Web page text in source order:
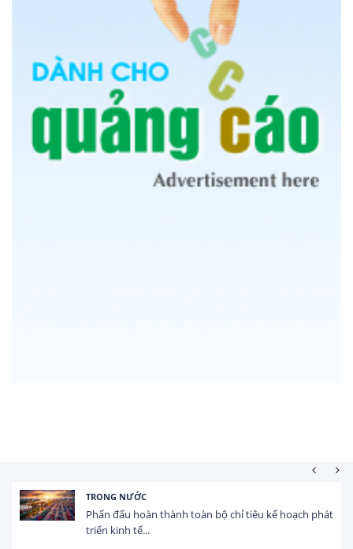
TRONG NƯỚC
Phấn đấu hoàn thành toàn bộ chỉ tiêu kế hoạch phát
triển kinh tế...